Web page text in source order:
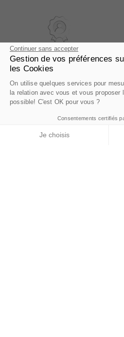
PROGRAM FIDELNOŚCI
Zostań członkiem
Continuer sans accepter
Gestion de vos préférences
les Cookies
On utilise quelques services pour
la relation avec vous et vous proposer
possible! C'est OK pour vous ?
Consentements certifiés
Je choisis